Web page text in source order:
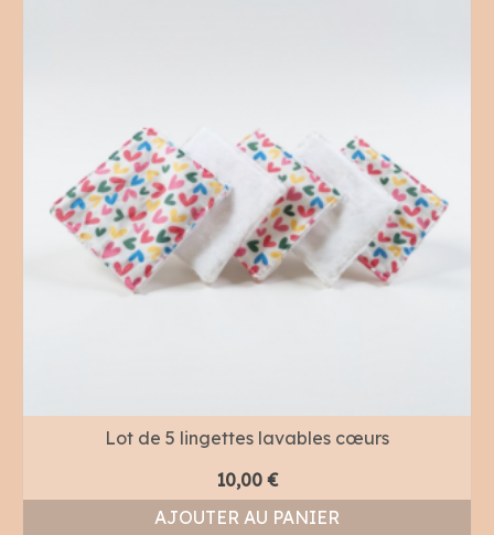
Lot de 5 lingettes lavables cœurs
10,00 €
AJOUTER AU PANIER